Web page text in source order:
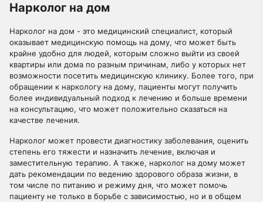
Нарколог на дом
Нарколог на дом - это медицинский специалист, который
оказывает медицинскую помощь на дому, что может быть
крайне удобно для людей, которым сложно выйти из своей
квартиры или дома по разным причинам, либо у которых нет
возможности посетить медицинскую клинику. Более того, при
обращении к наркологу на дому, пациенты могут получить
более индивидуальный подход к лечению и больше времени
на консультацию, что может положительно сказаться на
качестве лечения.
Нарколог может провести диагностику заболевания, оценить
степень его тяжести и назначить лечение, включая и
заместительную терапию. А также, нарколог на дому может
дать рекомендации по ведению здорового образа жизни, в
том числе по питанию и режиму дня, что может помочь
пациенту не только в борьбе с зависимостью, но и в общем